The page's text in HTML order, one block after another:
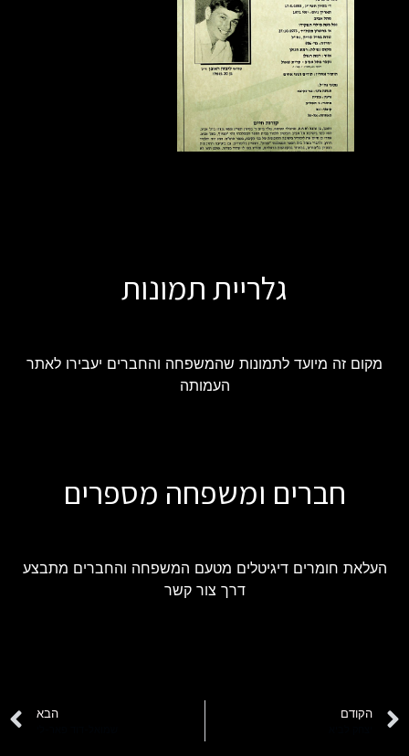
גלריית תמונות
מקום זה מיועד לתמונות שהמשפחה והחברים יעבירו לאתר
העמותה
חברים ומשפחה מספרים
העלאת חומרים דיגיטלים מטעם המשפחה והחברים מתבצע
דרך צור קשר
הקודם הבא